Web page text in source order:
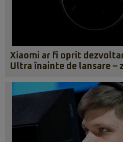
Xiaomi ar fi oprit
Ultra înainte de lansare –